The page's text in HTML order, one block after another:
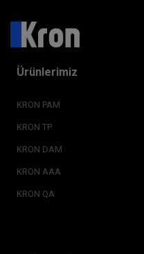
Ürünlerimiz
KRON PAM
KRON TP
KRON DAM
KRON AAA
KRON QA